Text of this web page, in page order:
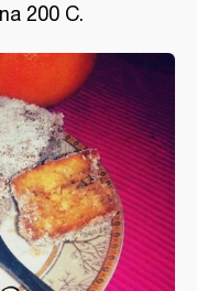
200 C.